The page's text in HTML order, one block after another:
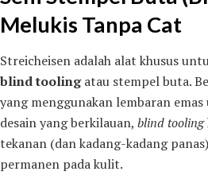
Melukis Tanpa Cat
Streicheisen adalah alat khusus
blind toolingatau stempel buta.
yang menggunakan lembaran
desain yang berkilauan, blind tooling
tekanan (dan kadang-kadang
permanen pada kulit.